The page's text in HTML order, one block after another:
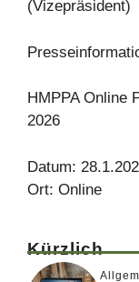
(Vizepräsident)
HMPPA Online
2026
Datum:
Ort: Online
Kürzlich